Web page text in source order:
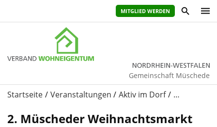
MITGLIED WERDEN
Gemeinschaft Müschede
Startseite Veranstaltungen Aktiv im Dorf …
2. Müscheder Weihnachtsmarkt